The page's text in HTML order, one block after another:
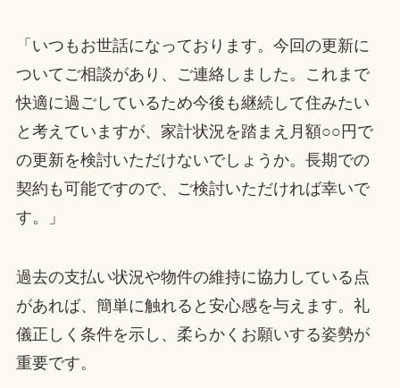
「いつもお世話になっております。今回の更新に
ついてご相談があり、ご連絡しました。これまで
快適に過ごしているため今後も継続して住みたい
と考えていますが、家計状況を踏まえ月額○○円で
の更新を検討いただけないでしょうか。長期での
契約も可能ですので、ご検討いただければ幸いで
す。」
過去の支払い状況や物件の維持に協力している点
があれば、簡単に触れると安心感を与えます。礼
儀正しく条件を示し、柔らかくお願いする姿勢が
重要です。